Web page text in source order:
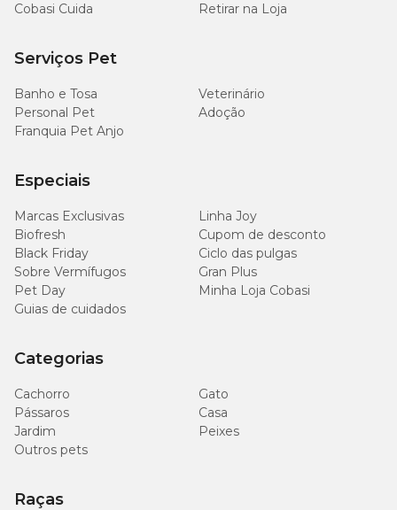
Cobasi Cuida
Retirar na Loja
Serviços Pet
Banho e Tosa
Veterinário
Personal Pet
Adoção
Franquia Pet Anjo
Especiais
Marcas Exclusivas
Linha Joy
Biofresh
Cupom de desconto
Black Friday
Ciclo das pulgas
Sobre Vermífugos
Gran Plus
Pet Day
Minha Loja Cobasi
Guias de cuidados
Categorias
Cachorro
Gato
Pássaros
Casa
Jardim
Peixes
Outros pets
Raças